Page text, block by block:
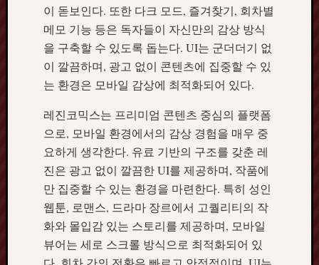
이 돋보인다. 또한 다크 모드, 즐겨찾기, 회차별
메모 기능 등은 독자들이 자신만의 감상 방식
을 구축할 수 있도록 돕는다. UI는 군더더기 없
이 깔끔하며, 광고 없이 콘텐츠에 집중할 수 있
는 환경은 모바일 감상에 최적화되어 있다.
레진코믹스는 프리미엄 콘텐츠 중심의 플랫폼
으로, 모바일 환경에서의 감상 경험을 매우 중
요하게 생각한다. 유료 기반의 구조를 갖춘 레
진은 광고 없이 깔끔한 UI를 제공하며, 작품에
만 집중할 수 있는 환경을 마련한다. 특히 성인
웹툰, 로맨스, 드라마 장르에서 고퀄리티의 작
화와 몰입감 있는 스토리를 제공하며, 모바일
뷰어는 세로 스크롤 방식으로 최적화되어 있